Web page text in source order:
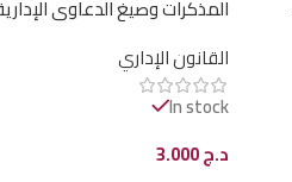
المذكرات وصيغ الدعاوى
القانون الإداري
In stock
د.ج